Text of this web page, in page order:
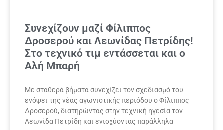
Συνεχίζουν μαζί Φίλιππος
Δροσερού και Λεωνίδας Πετρίδης!
Στο τεχνικό τιμ εντάσσεται και ο
Αλή Μπαρή
Με σταθερά βήματα συνεχίζει τον σχεδιασμό του
ενόψει της νέας αγωνιστικής περιόδου ο Φίλιππος
Δροσερού, διατηρώντας στην τεχνική ηγεσία τον
Λεωνίδα Πετρίδη και ενισχύοντας παράλληλα